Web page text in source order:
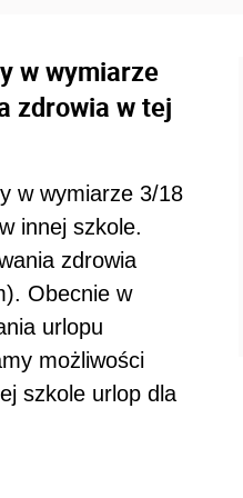
w wymiarze
zdrowia w tej
w wymiarze 3/18
innej szkole.
zdrowia
Obecnie w
urlopu
możliwości
szkole urlop dla